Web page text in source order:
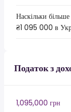
Наскільки
₴1 095 000 в
Податок з
1,095,000 грн